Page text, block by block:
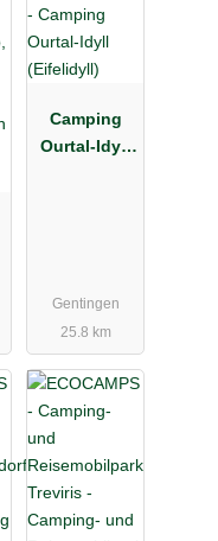
Camping
Ourtal-Idyll
Gentingen
25.8 km